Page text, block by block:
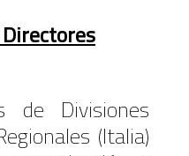
de Divisiones
(Italia)